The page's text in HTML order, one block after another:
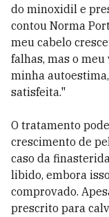
do minoxidil e
contou Norma
meu cabelo
falhas, mas o
minha
satisfeita."
O tratamento
crescimento de
caso da
libido, embora
comprovado.
prescrito para